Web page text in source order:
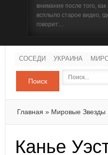
внимания после того, как
всплыло старое видео,
говорит:...
СОСЕДИ УКРАИНА
Поиск
Главная » Мировые Звезды
Канье